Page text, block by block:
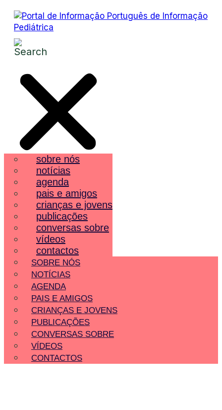
sobre nós
notícias
agenda
pais e amigos
crianças e jovens
publicações
conversas sobre
vídeos
contactos
SOBRE NÓS
NOTÍCIAS
AGENDA
PAIS E AMIGOS
CRIANÇAS E JOVENS
PUBLICAÇÕES
CONVERSAS SOBRE
VÍDEOS
CONTACTOS